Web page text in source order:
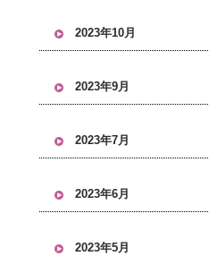
2023年10月
2023年9月
2023年7月
2023年6月
2023年5月